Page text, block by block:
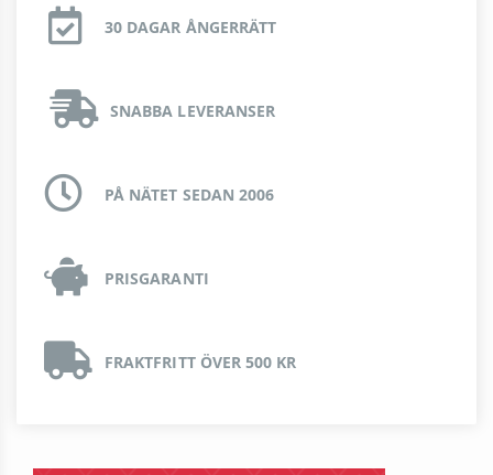
30 DAGAR ÅNGERRÄTT
SNABBA LEVERANSER
PÅ NÄTET SEDAN 2006
PRISGARANTI
FRAKTFRITT ÖVER 500 KR